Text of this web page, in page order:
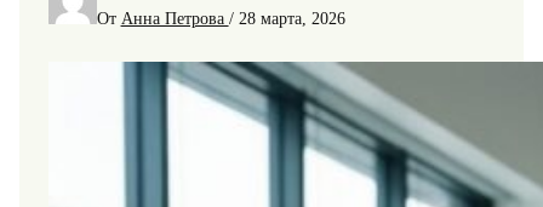
От Анна Петрова / 28 марта, 2026